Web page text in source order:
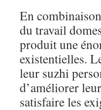
En
du travail
produit une
existentielles.
leur suzhi
d’améliorer
satisfaire les